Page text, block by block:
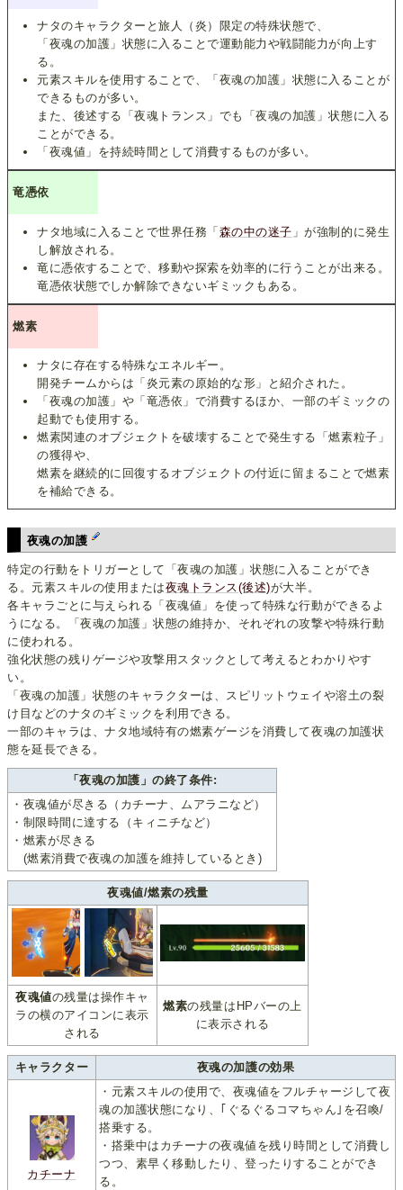
ナタのキャラクターと旅人（炎）限定の特殊状態で、
「夜魂の加護」状態に入ることで運動能力や戦闘能力が向上す
る。
元素スキルを使用することで、「夜魂の加護」状態に入ることが
できるものが多い。
また、後述する「夜魂トランス」でも「夜魂の加護」状態に入る
ことができる。
「夜魂値」を持続時間として消費するものが多い。
竜憑依
ナタ地域に入ることで世界任務「森の中の迷子 」が強制的に発生
し解放される。
竜に憑依することで、移動や探索を効率的に行うことが出来る。
竜憑依状態でしか解除できないギミックもある。
燃素
ナタに存在する特殊なエネルギー。
開発チームからは「炎元素の原始的な形」と紹介された。
「夜魂の加護」や「竜憑依」で消費するほか、一部のギミックの
起動でも使用する。
燃素関連のオブジェクトを破壊することで発生する「燃素粒子」
の獲得や、
燃素を継続的に回復するオブジェクトの付近に留まることで燃素
を補給できる。
夜魂の加護
特定の行動をトリガーとして「夜魂の加護」状態に入ることができ
る。元素スキルの使用または夜魂トランス(後述)が大半。
各キャラごとに与えられる「夜魂値」を使って特殊な行動ができるよ
うになる。「夜魂の加護」状態の維持か、それぞれの攻撃や特殊行動
に使われる。
強化状態の残りゲージや攻撃用スタックとして考えるとわかりやす
い。
「夜魂の加護」状態のキャラクターは、スピリットウェイや溶土の裂
け目などのナタのギミックを利用できる。
一部のキャラは、ナタ地域特有の燃素ゲージを消費して夜魂の加護状
態を延長できる。
「夜魂の加護」の終了条件:
・夜魂値が尽きる（カチーナ、ムアラニなど）
・制限時間に達する（キィニチなど）
・燃素が尽きる
(燃素消費で夜魂の加護を維持しているとき)
夜魂値/燃素の残量
夜魂値の残量は操作キャ
ラの横のアイコンに表示
される
燃素の残量はHPバーの上
に表示される
キャラクター 夜魂の加護の効果
カチーナ
・元素スキルの使用で、夜魂値をフルチャージして夜
魂の加護状態になり、｢ぐるぐるコマちゃん｣を召喚/
搭乗する。
・搭乗中はカチーナの夜魂値を残り時間として消費し
つつ、素早く移動したり、登ったりすることができ
る。